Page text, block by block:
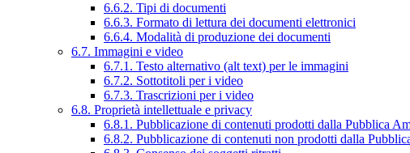
6.6.2. Tipi di documenti
6.6.3. Formato di lettura dei documenti elettronici
6.6.4. Modalità di produzione dei documenti
6.7. Immagini e video
6.7.1. Testo alternativo (alt text) per le immagini
6.7.2. Sottotitoli per i video
6.7.3. Trascrizioni per i video
6.8. Proprietà intellettuale e privacy
6.8.1. Pubblicazione di contenuti prodotti dalla Pubblica
6.8.2. Pubblicazione di contenuti non prodotti dalla